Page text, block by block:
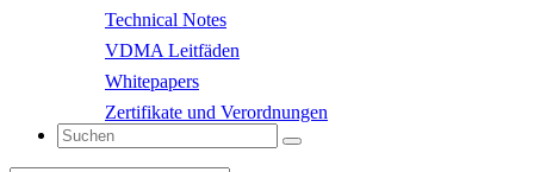
Technical Notes
VDMA Leitfäden
Whitepapers
Zertifikate und Verordnungen